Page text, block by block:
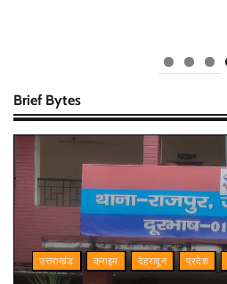
Brief Bytes
उत्तराखंड क्राइम देहरादून प्रदेश